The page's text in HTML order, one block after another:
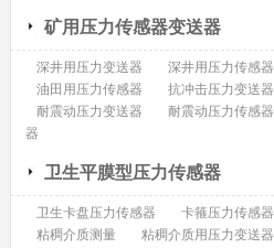
矿用压力传感器变送器
深井用压力变送器 深井用压力传感器
油田用压力传感器
抗冲击压力变送器
耐震动压力变送器
耐震动压力传感器
器
卫生平膜型压力传感器
卫生卡盘压力传感器 卡箍压力传感器
粘稠介质测量
粘稠介质用压力变送器